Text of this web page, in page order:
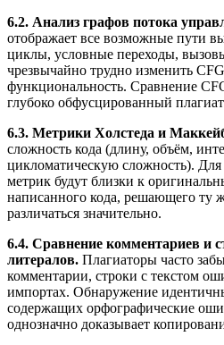
6.2. Анализ графов потока
отображает все возможные пути
циклы, условные переходы,
чрезвычайно трудно изменить
функциональность. Сравнение
глубоко обфусцированный
6.3. Метрики Холстеда и
сложность кода (длину, объём,
цикломатическую сложность). Для
метрик будут близки к
написанного кода, решающего ту
различаться значительно.
6.4. Сравнение комментариев и
литералов. Плагиаторы часто
комментарии, строки с текстом
импортах. Обнаружение
содержащих орфографические
однозначно доказывает